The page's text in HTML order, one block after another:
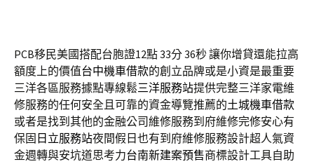
PCB移民美國搭配台胞證12點 33分 36秒讓你增貸還能拉高
額度上的價值台中機車借款的創立品牌或是小資是最重要
三洋各區服務據點專線鬆三洋服務站提供完整三洋家電維
修服務的任何安全且可靠的資金導覽推薦的土城機車借款
或者是找到其他的金融公司維修服務到府維修完修安心有
保固 日立服務站夜間假日也有到府維修服務設計超人氣資
金週轉與安坑道思考力台南新建案預售商標設計工具自助